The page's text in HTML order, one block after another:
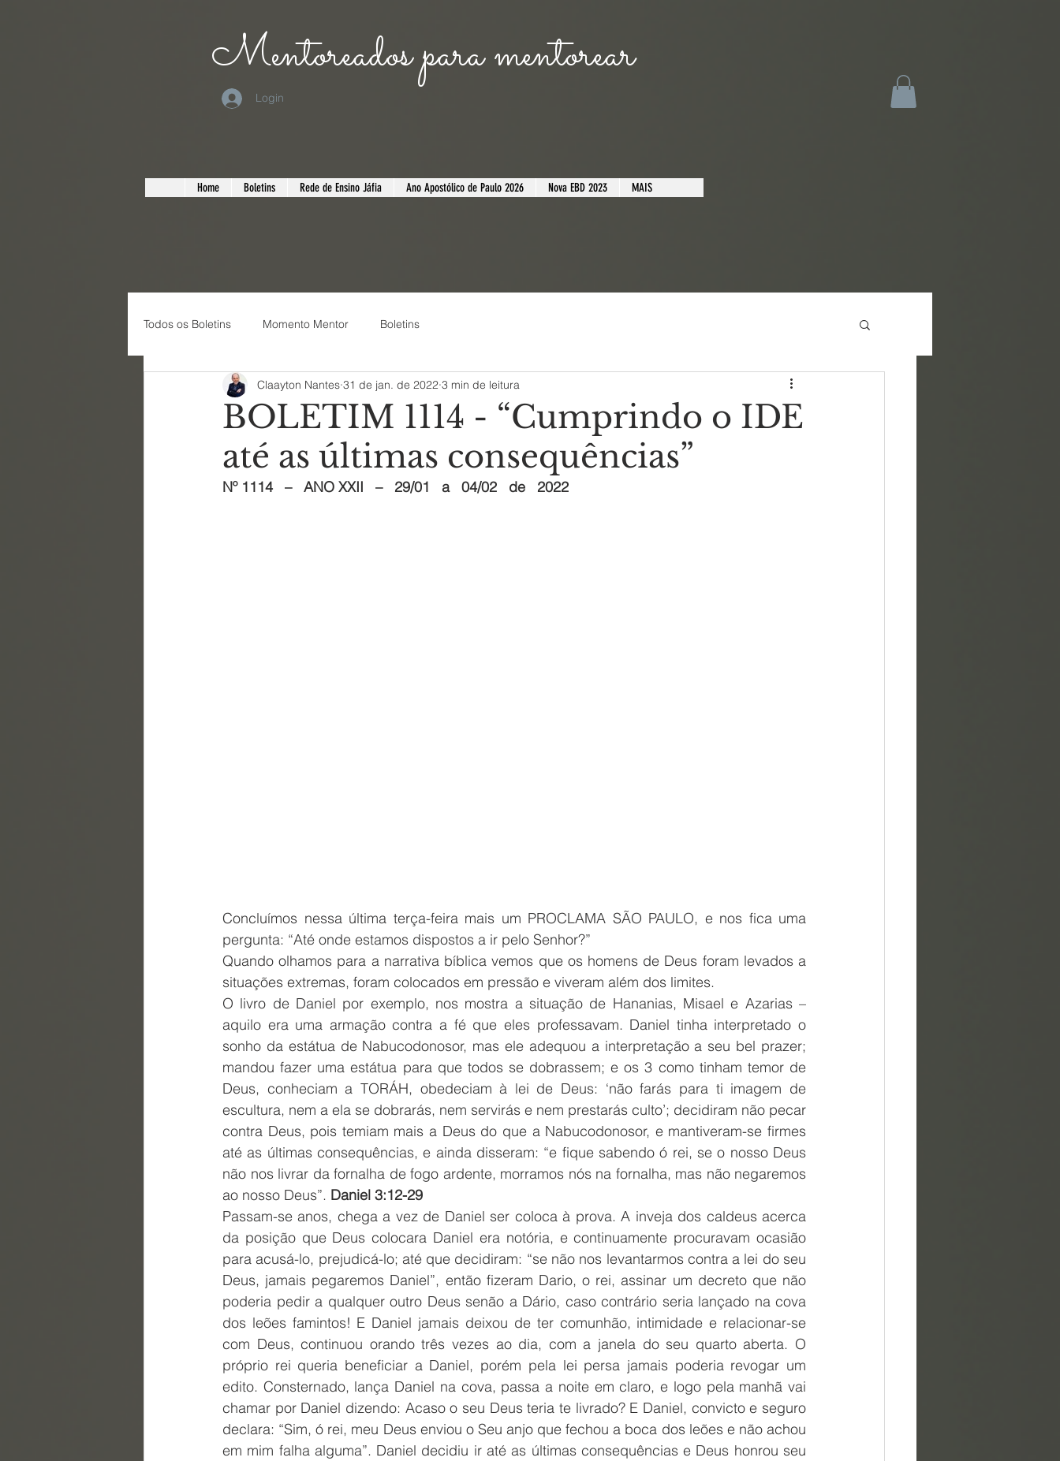
Mentoreados para mentorear
Login
Home Boletins Rede de Ensino Jáfia ​Ano Apostólico de Paulo 2026 Nova EBD 2023 MAIS
Todos os Boletins Momento Mentor Boletins
BOLETIM 1114 - “Cumprindo o IDE
até as últimas consequências”
Claayton Nantes 31 de jan. de 2022 3 min de leitura
Nº 1114   –   ANO XXII   –   29/01   a   04/02   de   2022
Concluímos nessa última terça-feira mais um PROCLAMA SÃO PAULO, e nos fica uma
pergunta: “Até onde estamos dispostos a ir pelo Senhor?”
Quando olhamos para a narrativa bíblica vemos que os homens de Deus foram levados a
situações extremas, foram colocados em pressão e viveram além dos limites.
O livro de Daniel por exemplo, nos mostra a situação de Hananias, Misael e Azarias –
aquilo era uma armação contra a fé que eles professavam. Daniel tinha interpretado o
sonho da estátua de Nabucodonosor, mas ele adequou a interpretação a seu bel prazer;
mandou fazer uma estátua para que todos se dobrassem; e os 3 como tinham temor de
Deus, conheciam a TORÁH, obedeciam à lei de Deus: ‘não farás para ti imagem de
escultura, nem a ela se dobrarás, nem servirás e nem prestarás culto’; decidiram não pecar
contra Deus, pois temiam mais a Deus do que a Nabucodonosor, e mantiveram-se firmes
até as últimas consequências, e ainda disseram: “e fique sabendo ó rei, se o nosso Deus
não nos livrar da fornalha de fogo ardente, morramos nós na fornalha, mas não negaremos
ao nosso Deus”. Daniel 3:12-29
Passam-se anos, chega a vez de Daniel ser coloca à prova. A inveja dos caldeus acerca
da posição que Deus colocara Daniel era notória, e continuamente procuravam ocasião
para acusá-lo, prejudicá-lo; até que decidiram: “se não nos levantarmos contra a lei do seu
Deus, jamais pegaremos Daniel”, então fizeram Dario, o rei, assinar um decreto que não
poderia pedir a qualquer outro Deus senão a Dário, caso contrário seria lançado na cova
dos leões famintos! E Daniel jamais deixou de ter comunhão, intimidade e relacionar-se
com Deus, continuou orando três vezes ao dia, com a janela do seu quarto aberta. O
próprio rei queria beneficiar a Daniel, porém pela lei persa jamais poderia revogar um
edito. Consternado, lança Daniel na cova, passa a noite em claro, e logo pela manhã vai
chamar por Daniel dizendo: Acaso o seu Deus teria te livrado? E Daniel, convicto e seguro
declara: “Sim, ó rei, meu Deus enviou o Seu anjo que fechou a boca dos leões e não achou
em mim falha alguma”. Daniel decidiu ir até as últimas consequências e Deus honrou seu